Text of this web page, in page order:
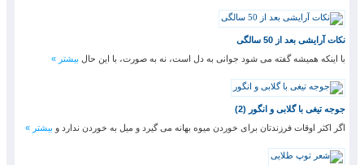
نکات آرایشی بعد از 50 سالگی
با اینکه همیشه گفته می شود جوانی به دل است، نه به صورت، با این حال بیشتر »
جوجه تیغی با گلابی و انگور (2)
اگر اکثر اوقات فرزندتان برای خوردن میوه بهانه می گیرد و میل به خوردن ندارد و بیشتر »